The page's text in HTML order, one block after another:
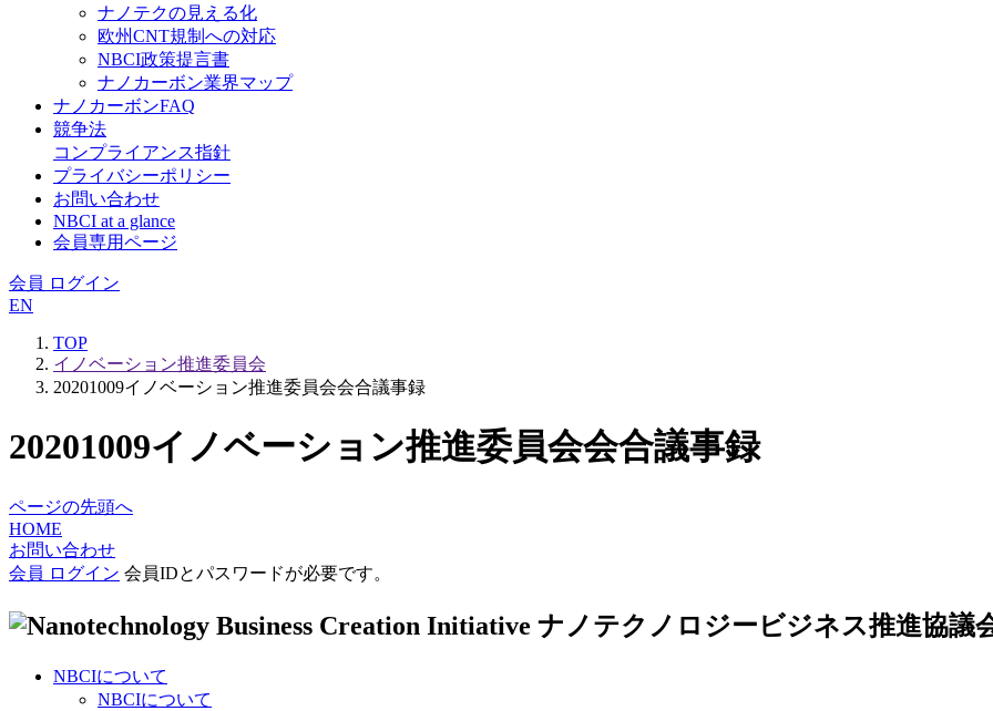
ナノテクの見える化
欧州CNT規制への対応
NBCI政策提言書
ナノカーボン業界マップ
ナノカーボンFAQ
競争法
コンプライアンス指針
プライバシーポリシー
お問い合わせ
NBCI at a glance
会員専用ページ
会員 ログイン
EN
TOP
イノベーション推進委員会
20201009イノベーション推進委員会会合議事録
20201009イノベーション推進委員会会合議事録
ページの先頭へ
HOME
お問い合わせ
会員 ログイン 会員IDとパスワードが必要です。
ナノテクノロジービジネス推進協議
NBCIについて
NBCIについて